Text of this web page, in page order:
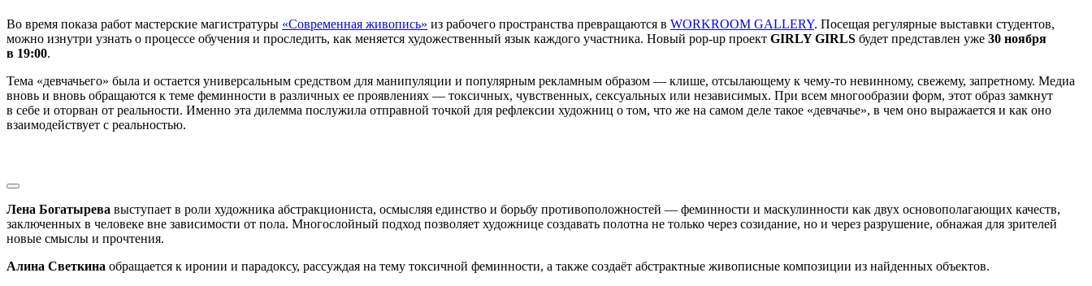
Во время показа работ мастерские магистратуры «Современная живопись» из рабочего пространства превращаются в WORKROOM GALLERY. Посещая регулярные выставки студентов,
можно изнутри узнать о процессе обучения и проследить, как меняется художественный язык каждого участника. Новый pop-up проект GIRLY GIRLS будет представлен уже 30 ноября
в 19:00.
Тема «девчачьего» была и остается универсальным средством для манипуляции и популярным рекламным образом — клише, отсылающему к чему-то невинному, свежему, запретному. Медиа
вновь и вновь обращаются к теме феминности в различных ее проявлениях — токсичных, чувственных, сексуальных или независимых. При всем многообразии форм, этот образ замкнут
в себе и оторван от реальности. Именно эта дилемма послужила отправной точкой для рефлексии художниц о том, что же на самом деле такое «девчачье», в чем оно выражается и как оно
взаимодействует с реальностью.
Лена Богатырева выступает в роли художника абстракциониста, осмысляя единство и борьбу противоположностей — феминности и маскулинности как двух основополагающих качеств,
заключенных в человеке вне зависимости от пола. Многослойный подход позволяет художнице создавать полотна не только через созидание, но и через разрушение, обнажая для зрителей
новые смыслы и прочтения.
Алина Светкина обращается к иронии и парадоксу, рассуждая на тему токсичной феминности, а также создаёт абстрактные живописные композиции из найденных объектов.